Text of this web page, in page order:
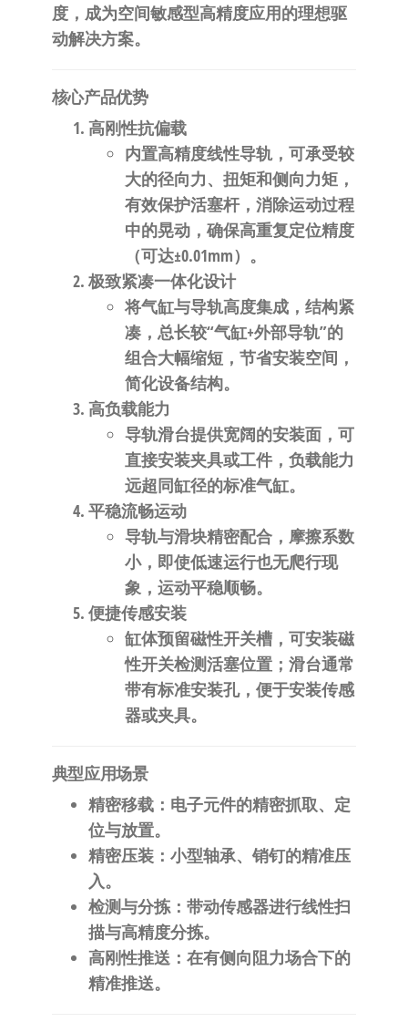
度，成为空间敏感型高精度应用的理想驱
动解决方案。
核心产品优势
高刚性抗偏载
内置高精度线性导轨，可承受较
大的径向力、扭矩和侧向力矩，
有效保护活塞杆，消除运动过程
中的晃动，确保高重复定位精度
（可达±0.01mm）。
极致紧凑一体化设计
将气缸与导轨高度集成，结构紧
凑，总长较“气缸+外部导轨”的
组合大幅缩短，节省安装空间，
简化设备结构。
高负载能力
导轨滑台提供宽阔的安装面，可
直接安装夹具或工件，负载能力
远超同缸径的标准气缸。
平稳流畅运动
导轨与滑块精密配合，摩擦系数
小，即使低速运行也无爬行现
象，运动平稳顺畅。
便捷传感安装
缸体预留磁性开关槽，可安装磁
性开关检测活塞位置；滑台通常
带有标准安装孔，便于安装传感
器或夹具。
典型应用场景
精密移载：电子元件的精密抓取、定
位与放置。
精密压装：小型轴承、销钉的精准压
入。
检测与分拣：带动传感器进行线性扫
描与高精度分拣。
高刚性推送：在有侧向阻力场合下的
精准推送。